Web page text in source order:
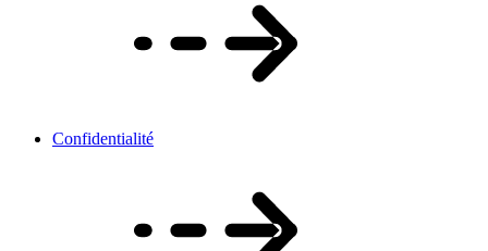
Confidentialité